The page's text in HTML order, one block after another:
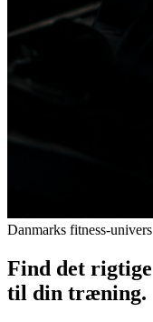
Danmarks fitness-univers
Find det rigtige
til din træning.